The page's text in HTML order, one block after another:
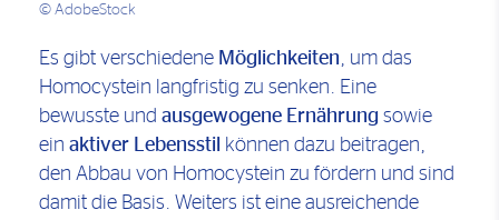
© AdobeStock
Es gibt verschiedene Möglichkeiten, um das
Homocystein langfristig zu senken. Eine
bewusste und ausgewogene Ernährung sowie
ein aktiver Lebensstil
können dazu beitragen,
den Abbau von Homocystein zu fördern und sind
damit die Basis. Weiters ist eine ausreichende